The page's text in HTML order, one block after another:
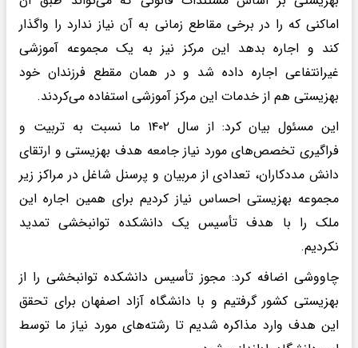
اماکنی که را در برخی مقاطع زمانی‌ به آن نیاز ندارد را واگذار
کند و اجاره بدهد این مرکز نیز به یک مجموعه آموزشی
غیرانتفاعی اجاره داده‌ شد و در همان مقطع فرزندان خود
بهزیستی هم از خدمات این مرکز آموزشی استفاده می‌کردند.
این مسئول بیان کرد: از سال ۱۴۰۲ ما نسبت به تربیت و
فراگیری تخصص‌های مورد نیاز جامعه هدف بهزیستی و ارتقای
دانش مددکاران، تعدادی از مربیان و پرسنل شاغل در مراکز زیر
مجموعه‌ بهزیستی‌ احساس نیاز کردیم برای همین اجاره این
ملک‌ را با هدف تأسیس یک دانشکده توانبخشی تمدید
نکردیم.
چاووشی اضافه کرد: مجوز تأسیس دانشکده توانبخشی را از
بهزیستی‌ کشور گرفتیم و با دانشگاه آزاد اصفهان برای تحقق
این هدف وارد مذاکره شدیم تا رشته‌های مورد نیاز ما توسط